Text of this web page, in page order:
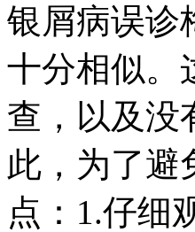
银屑病误诊
十分相似。
查，以及没
此，为了避
点：1.仔细